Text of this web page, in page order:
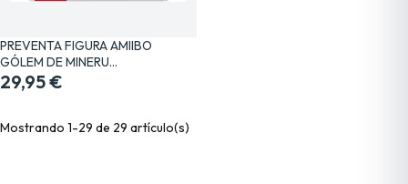
PREVENTA FIGURA AMIIBO
GÓLEM DE MINERU…
29,95 €
Mostrando 1-29 de 29 artículo(s)